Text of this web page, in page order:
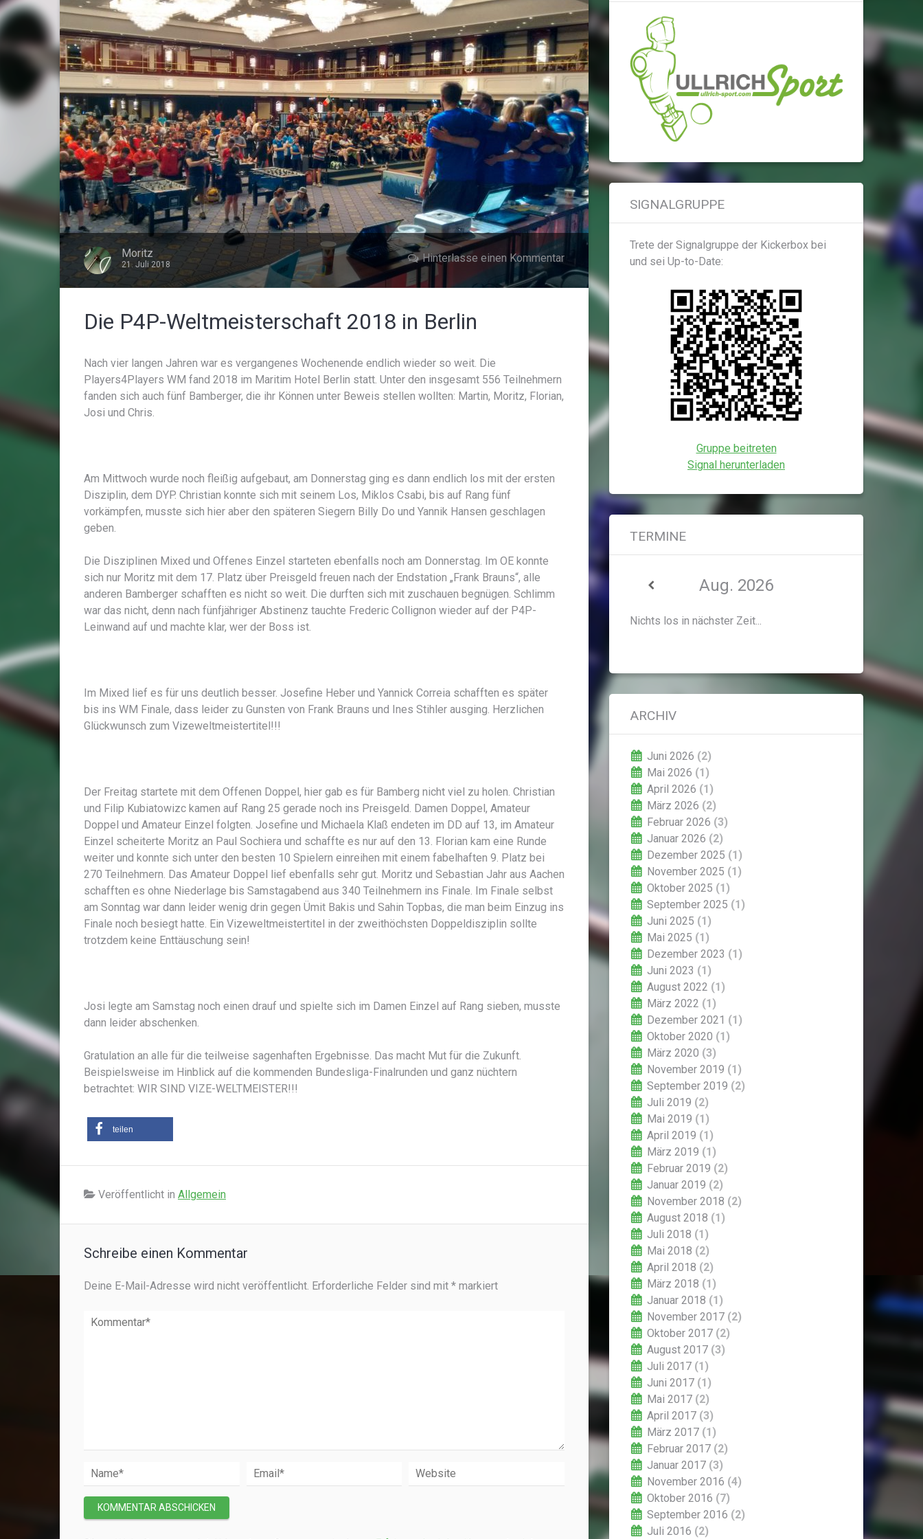
Hinterlasse einen Kommentar
Moritz
21. Juli 2018
Die P4P-Weltmeisterschaft 2018 in Berlin
Nach vier langen Jahren war es vergangenes Wochenende endlich wieder so weit. Die
Players4Players WM fand 2018 im Maritim Hotel Berlin statt. Unter den insgesamt 556 Teilnehmern
fanden sich auch fünf Bamberger, die ihr Können unter Beweis stellen wollten: Martin, Moritz, Florian,
Josi und Chris.
Am Mittwoch wurde noch fleißig aufgebaut, am Donnerstag ging es dann endlich los mit der ersten
Disziplin, dem DYP. Christian konnte sich mit seinem Los, Miklos Csabi, bis auf Rang fünf
vorkämpfen, musste sich hier aber den späteren Siegern Billy Do und Yannik Hansen geschlagen
geben.
Die Disziplinen Mixed und Offenes Einzel starteten ebenfalls noch am Donnerstag. Im OE konnte
sich nur Moritz mit dem 17. Platz über Preisgeld freuen nach der Endstation „Frank Brauns“, alle
anderen Bamberger schafften es nicht so weit. Die durften sich mit zuschauen begnügen. Schlimm
war das nicht, denn nach fünfjähriger Abstinenz tauchte Frederic Collignon wieder auf der P4P-
Leinwand auf und machte klar, wer der Boss ist.
Im Mixed lief es für uns deutlich besser. Josefine Heber und Yannick Correia schafften es später
bis ins WM Finale, dass leider zu Gunsten von Frank Brauns und Ines Stihler ausging. Herzlichen
Glückwunsch zum Vizeweltmeistertitel!!!
Der Freitag startete mit dem Offenen Doppel, hier gab es für Bamberg nicht viel zu holen. Christian
und Filip Kubiatowizc kamen auf Rang 25 gerade noch ins Preisgeld. Damen Doppel, Amateur
Doppel und Amateur Einzel folgten. Josefine und Michaela Klaß endeten im DD auf 13, im Amateur
Einzel scheiterte Moritz an Paul Sochiera und schaffte es nur auf den 13. Florian kam eine Runde
weiter und konnte sich unter den besten 10 Spielern einreihen mit einem fabelhaften 9. Platz bei
270 Teilnehmern. Das Amateur Doppel lief ebenfalls sehr gut. Moritz und Sebastian Jahr aus Aachen
schafften es ohne Niederlage bis Samstagabend aus 340 Teilnehmern ins Finale. Im Finale selbst
am Sonntag war dann leider wenig drin gegen Ümit Bakis und Sahin Topbas, die man beim Einzug ins
Finale noch besiegt hatte. Ein Vizeweltmeistertitel in der zweithöchsten Doppeldisziplin sollte
trotzdem keine Enttäuschung sein!
Josi legte am Samstag noch einen drauf und spielte sich im Damen Einzel auf Rang sieben, musste
dann leider abschenken.
Gratulation an alle für die teilweise sagenhaften Ergebnisse. Das macht Mut für die Zukunft.
Beispielsweise im Hinblick auf die kommenden Bundesliga-Finalrunden und ganz nüchtern
betrachtet: WIR SIND VIZE-WELTMEISTER!!!
teilen
Veröffentlicht in Allgemein
Schreibe einen Kommentar
Deine E-Mail-Adresse wird nicht veröffentlicht. Erforderliche Felder sind mit * markiert
SIGNALGRUPPE
Trete der Signalgruppe der Kickerbox bei
und sei Up-to-Date:
Gruppe beitreten
Signal herunterladen
TERMINE
Aug. 2026
Nichts los in nächster Zeit...
ARCHIV
Juni 2026 (2)
Mai 2026 (1)
April 2026 (1)
März 2026 (2)
Februar 2026 (3)
Januar 2026 (2)
Dezember 2025 (1)
November 2025 (1)
Oktober 2025 (1)
September 2025 (1)
Juni 2025 (1)
Mai 2025 (1)
Dezember 2023 (1)
Juni 2023 (1)
August 2022 (1)
März 2022 (1)
Dezember 2021 (1)
Oktober 2020 (1)
März 2020 (3)
November 2019 (1)
September 2019 (2)
Juli 2019 (2)
Mai 2019 (1)
April 2019 (1)
März 2019 (1)
Februar 2019 (2)
Januar 2019 (2)
November 2018 (2)
August 2018 (1)
Juli 2018 (1)
Mai 2018 (2)
April 2018 (2)
März 2018 (1)
Januar 2018 (1)
November 2017 (2)
Oktober 2017 (2)
August 2017 (3)
Juli 2017 (1)
Juni 2017 (1)
Mai 2017 (2)
April 2017 (3)
März 2017 (1)
Februar 2017 (2)
Januar 2017 (3)
November 2016 (4)
Oktober 2016 (7)
September 2016 (2)
Juli 2016 (2)